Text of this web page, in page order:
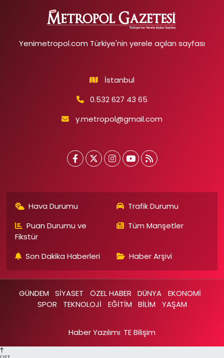
Yenimetropol.com Türkiye'nin yerele açılan sayfası
İstanbul
0.532 627 43 65
y.metropol@gmail.com
Hava Durumu
Trafik Durumu
Puan Durumu ve
Fikstür
Tüm Manşetler
Son Dakika Haberleri Haber Arşivi
GÜNDEM SİYASET ÖZEL HABER DÜNYA
EKONOMİ
SPOR
TEKNOLOJİ EĞİTİM BİLİM YAŞAM
Haber Yazılımı: TE Bilişim